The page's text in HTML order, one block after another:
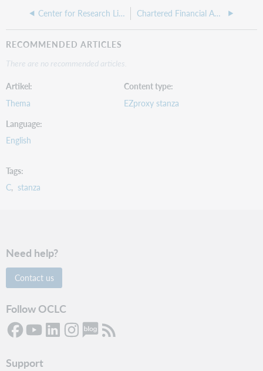
Center for Research Libraries Chartered Financial Analysts Institute
RECOMMENDED ARTICLES
There are no recommended articles.
Artikel
Thema
Content type
EZproxy stanza
Language
English
Tags
C stanza
Need help?
Contact us
Follow OCLC
Support